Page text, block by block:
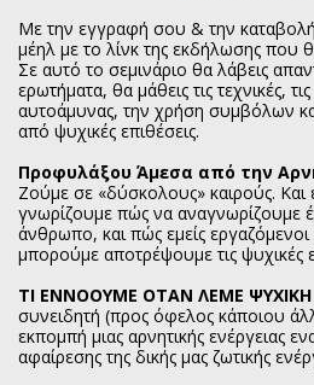
Με την εγγραφή σου & την
μέηλ με το λίνκ της εκδήλωσης που
Σε αυτό το σεμινάριο θα λάβεις
ερωτήματα, θα μάθεις τις τεχνικές,
αυτοάμυνας, την χρήση συμβόλων
από ψυχικές επιθέσεις.
Προφυλάξου Άμεσα από την
Ζούμε σε «δύσκολους» καιρούς. Και
γνωρίζουμε πώς να αναγνωρίζουμε
άνθρωπο, και πώς εμείς
μπορούμε αποτρέψουμε τις ψυχικές
ΤΙ ΕΝΝΟΟΥΜΕ ΟΤΑΝ ΛΕΜΕ ΨΥΧΙΚΗ
συνειδητή (προς όφελος κάποιου
εκπομπή μιας αρνητικής ενέργειας
αφαίρεσης της δικής μας ζωτικής